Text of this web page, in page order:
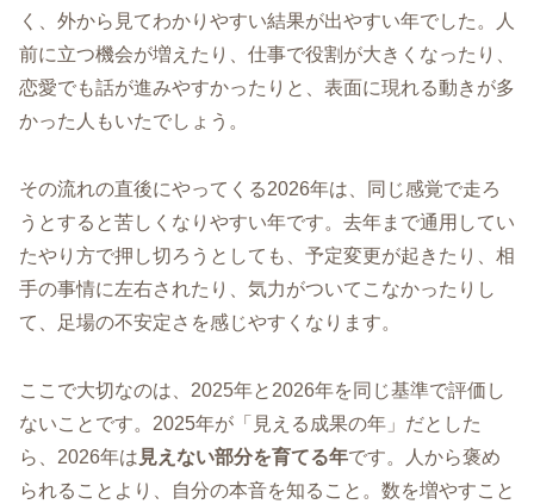
く、外から見てわかりやすい結果が出やすい年でした。人
前に立つ機会が増えたり、仕事で役割が大きくなったり、
恋愛でも話が進みやすかったりと、表面に現れる動きが多
かった人もいたでしょう。
その流れの直後にやってくる2026年は、同じ感覚で走ろ
うとすると苦しくなりやすい年です。去年まで通用してい
たやり方で押し切ろうとしても、予定変更が起きたり、相
手の事情に左右されたり、気力がついてこなかったりし
て、足場の不安定さを感じやすくなります。
ここで大切なのは、2025年と2026年を同じ基準で評価し
ないことです。2025年が「見える成果の年」だとした
ら、2026年は 見えない部分を育てる年です。人から褒め
られることより、自分の本音を知ること。数を増やすこと